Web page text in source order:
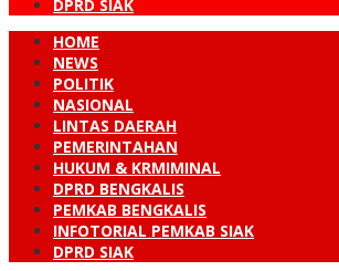
DPRD SIAK
HOME
NEWS
POLITIK
NASIONAL
LINTAS DAERAH
PEMERINTAHAN
HUKUM & KRMIMINAL
DPRD BENGKALIS
PEMKAB BENGKALIS
INFOTORIAL PEMKAB SIAK
DPRD SIAK